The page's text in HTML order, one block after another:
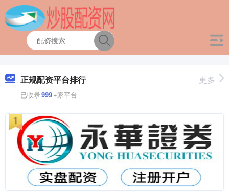
正规配资平台排行
已收录999+家平台
更多